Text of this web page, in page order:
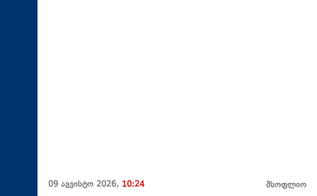
09 აგვისტო 2026, 10:24 მსოფლიო